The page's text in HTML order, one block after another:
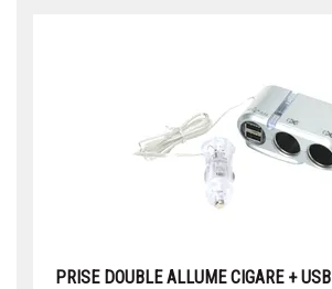
PRISE DOUBLE ALLUME CIGARE + USB